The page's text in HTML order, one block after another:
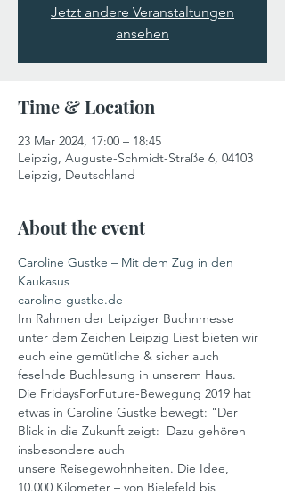
Jetzt andere Veranstaltungen
ansehen
Time & Location
23 Mar 2024, 17:00 – 18:45
Leipzig, Auguste-Schmidt-Straße 6, 04103
Leipzig, Deutschland
About the event
Caroline Gustke – Mit dem Zug in den
Kaukasus
caroline-gustke.de
Im Rahmen der Leipziger Buchnmesse
unter dem Zeichen Leipzig Liest bieten wir
euch eine gemütliche & sicher auch
feselnde Buchlesung in unserem Haus.
Die FridaysForFuture-Bewegung 2019 hat
etwas in Caroline Gustke bewegt: "Der
Blick in die Zukunft zeigt: Dazu gehören
insbesondere auch
unsere Reisegewohnheiten. Die Idee,
10.000 Kilometer – von Bielefeld bis